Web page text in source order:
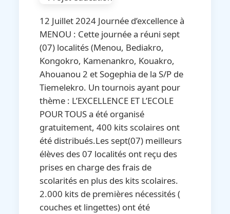
12 Juillet 2024 Journée d’excellence à
MENOU : Cette journée a réuni sept
(07) localités (Menou, Bediakro,
Kongokro, Kamenankro, Kouakro,
Ahouanou 2 et Sogephia de la S/P de
Tiemelekro. Un tournois ayant pour
thème : L’EXCELLENCE ET L’ECOLE
POUR TOUS a été organisé
gratuitement, 400 kits scolaires ont
été distribués.Les sept(07) meilleurs
élèves des 07 localités ont reçu des
prises en charge des frais de
scolarités en plus des kits scolaires.
2.000 kits de premières nécessités (
couches et lingettes) ont été